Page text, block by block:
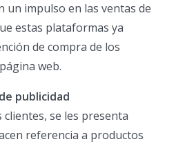
un impulso en las ventas de
estas plataformas ya
de compra de los
web.
publicidad
se les presenta
referencia a productos